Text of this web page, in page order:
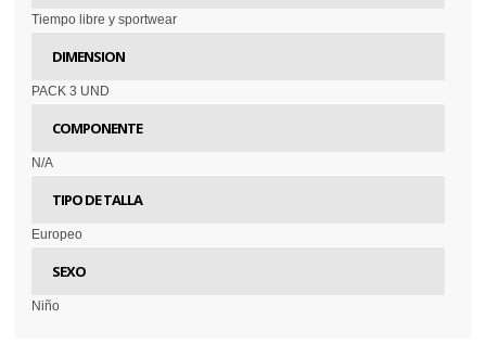
Tiempo libre y sportwear
DIMENSION
PACK 3 UND
COMPONENTE
N/A
TIPO DE TALLA
Europeo
SEXO
Niño